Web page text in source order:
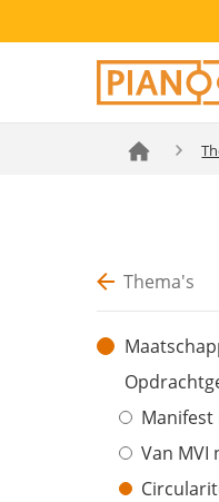
Overslaan
Secondary
navigation
Thema's
Manifest
Van MVI